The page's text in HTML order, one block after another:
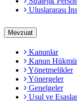
Uluslararası
Mevzuat
Kanunlar
Kanun
Yönetmelikler
Yönergeler
Genelgeler
Usul ve Esaslar